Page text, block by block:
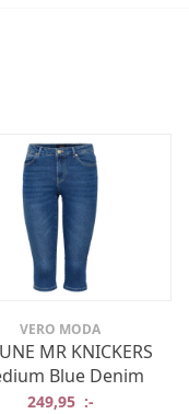
var: 399,95 :-.
är: 200 :-.
VERO MODA
MR KNICKERS
Blue Denim
249,95 :-